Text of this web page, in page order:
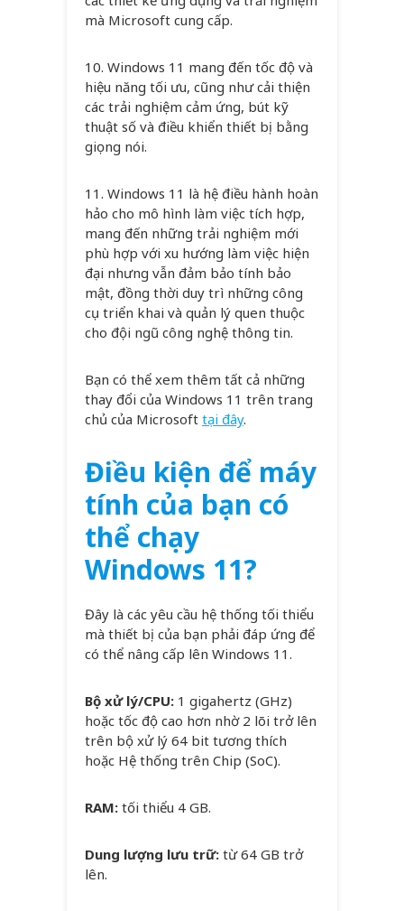
mà Microsoft cung cấp.
10. Windows 11 mang đến tốc độ và
hiệu năng tối ưu, cũng như cải thiện
các trải nghiệm cảm ứng, bút kỹ
thuật số và điều khiển thiết bị bằng
giọng nói.
11. Windows 11 là hệ điều hành hoàn
hảo cho mô hình làm việc tích hợp,
mang đến những trải nghiệm mới
phù hợp với xu hướng làm việc hiện
đại nhưng vẫn đảm bảo tính bảo
mật, đồng thời duy trì những công
cụ triển khai và quản lý quen thuộc
cho đội ngũ công nghệ thông tin.
Bạn có thể xem thêm tất cả những
thay đổi của Windows 11 trên trang
chủ của Microsoft tại đây.
Điều kiện để máy
tính của bạn có
thể chạy
Windows 11?
Đây là các yêu cầu hệ thống tối thiểu
mà thiết bị của bạn phải đáp ứng để
có thể nâng cấp lên Windows 11.
Bộ xử lý/CPU: 1 gigahertz (GHz)
hoặc tốc độ cao hơn nhờ 2 lõi trở lên
trên bộ xử lý 64 bit tương thích
hoặc Hệ thống trên Chip (SoC).
RAM: tối thiểu 4 GB.
Dung lượng lưu trữ: từ 64 GB trở
lên.